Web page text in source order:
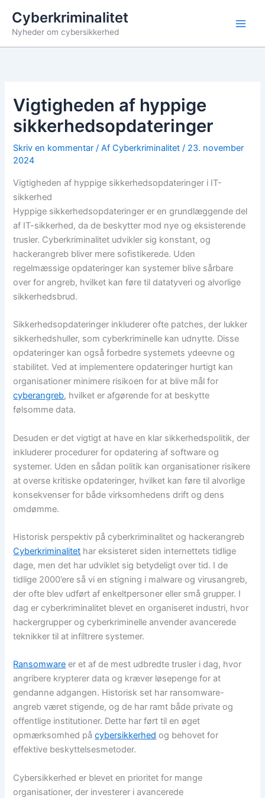
indholdet
Cyberkriminalitet
Nyheder om cybersikkerhed
Vigtigheden af hyppige
sikkerhedsopdateringer
Skriv en kommentar / AfCyberkriminalitet/ 23. november
2024
Vigtigheden af hyppige sikkerhedsopdateringer i IT-
sikkerhed
Hyppige sikkerhedsopdateringer er en grundlæggende del
af IT-sikkerhed, da de beskytter mod nye og eksisterende
trusler. Cyberkriminalitet udvikler sig konstant, og
hackerangreb bliver mere sofistikerede. Uden
regelmæssige opdateringer kan systemer blive sårbare
over for angreb, hvilket kan føre til datatyveri og alvorlige
sikkerhedsbrud.
Sikkerhedsopdateringer inkluderer ofte patches, der lukker
sikkerhedshuller, som cyberkriminelle kan udnytte. Disse
opdateringer kan også forbedre systemets ydeevne og
stabilitet. Ved at implementere opdateringer hurtigt kan
organisationer minimere risikoen for at blive mål for
cyberangreb, hvilket er afgørende for at beskytte
følsomme data.
Desuden er det vigtigt at have en klar sikkerhedspolitik, der
inkluderer procedurer for opdatering af software og
systemer. Uden en sådan politik kan organisationer risikere
at overse kritiske opdateringer, hvilket kan føre til alvorlige
konsekvenser for både virksomhedens drift og dens
omdømme.
Historisk perspektiv på cyberkriminalitet og hackerangreb
Cyberkriminalitet har eksisteret siden internettets tidlige
dage, men det har udviklet sig betydeligt over tid. I de
tidlige 2000’ere så vi en stigning i malware og virusangreb,
der ofte blev udført af enkeltpersoner eller små grupper. I
dag er cyberkriminalitet blevet en organiseret industri, hvor
hackergrupper og cyberkriminelle anvender avancerede
teknikker til at infiltrere systemer.
Ransomware er et af de mest udbredte trusler i dag, hvor
angribere krypterer data og kræver løsepenge for at
gendanne adgangen. Historisk set har ransomware-
angreb været stigende, og de har ramt både private og
offentlige institutioner. Dette har ført til en øget
opmærksomhed påcybersikkerhed og behovet for
effektive beskyttelsesmetoder.
Cybersikkerhed er blevet en prioritet for mange
organisationer, der investerer i avancerede